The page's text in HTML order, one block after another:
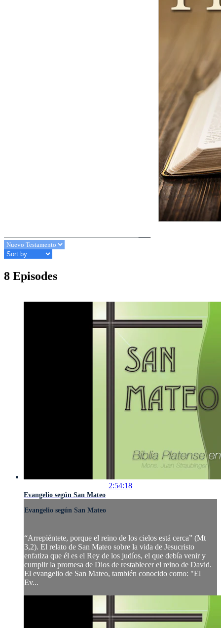
8 Episodes
2:54:18
Evangelio según San Mateo
Evangelio según San Mateo
“Arrepiéntete, porque el reino de los cielos está cerca” (Mt
3,2). El relato de San Mateo sobre la vida de Jesucristo
enfatiza que él es el Rey de los judíos, el que debía venir y
cumplir la promesa de Dios de restablecer el reino de David.
El evangelio de San Mateo, también conocido como: "El
Ev...